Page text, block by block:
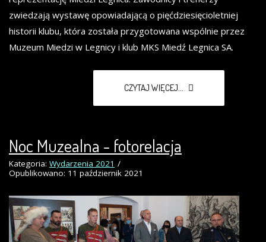
zwiedzają wystawę opowiadającą o pięćdziesięcioletniej
historii klubu, która została przygotowana wspólnie przez
Muzeum Miedzi w Legnicy i klub MKS Miedź Legnica SA.
CZYTAJ WIĘCEJ...
Noc Muzealna - fotorelacja
Kategoria: Wydarzenia 2021
Opublikowano: 11 październik 2021